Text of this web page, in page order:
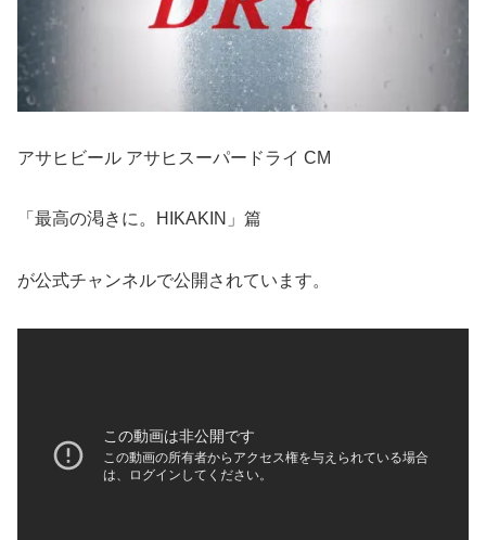
アサヒビール アサヒスーパードライ CM
「最高の渇きに。HIKAKIN」篇
が公式チャンネルで公開されています。